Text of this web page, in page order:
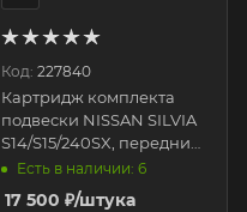
Код: 227840
Картридж комплекта
подвески NISSAN SILVIA
S14/S15/240SX, передний
SN1006F_cartridge
SILVER'S (SILVERS)
Есть в наличии: 6
17 500 ₽/штука